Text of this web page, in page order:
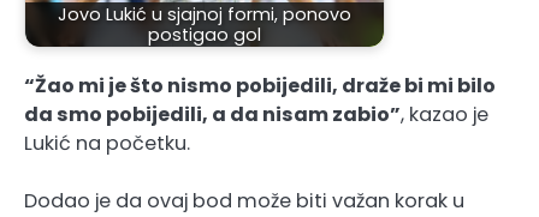
Jovo Lukić u sjajnoj formi, ponovo
postigao gol
“Žao mi je što nismo pobijedili, draže bi mi bilo
da smo pobijedili, a da nisam zabio”, kazao je
Lukić na početku.
Dodao je da ovaj bod može biti važan korak u